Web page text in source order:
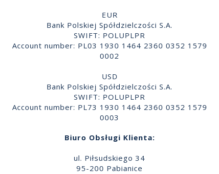
EUR
Bank Polskiej Spółdzielczości S.A.
SWIFT: POLUPLPR
Account number: PL03 1930 1464 2360 0352 1579
0002
USD
Bank Polskiej Spółdzielczości S.A.
SWIFT: POLUPLPR
Account number: PL73 1930 1464 2360 0352 1579
0003
Biuro Obsługi Klienta:
ul. Piłsudskiego 34
95-200 Pabianice